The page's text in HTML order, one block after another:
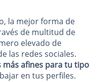
la mejor forma de
de multitud de
elevado de
las redes sociales.
más afines para tu tipo
en tus perfiles.